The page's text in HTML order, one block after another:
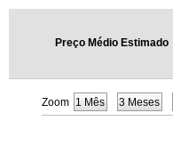
Preço Médio Estimado
Zoom 1 Mês 3 Meses